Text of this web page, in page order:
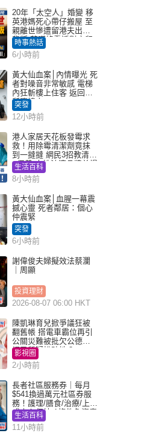
20年「太空人」婚變 移
英港媽死心帶仔搬屋 至
親離世慘遭留港夫出軌
背叛 苦嘆終看透對方留
港「真相」｜Juicy叮
時事熱話
6小時前
黃大仙血案│內情曝光 死
者對噪音非常敏感 電梯
內狂斬樓上住客 返回住
所墮樓亡
突發
12小時前
港人家居天花板發霉求
救！用除霉清潔劑竟抹
到一撻撻 網民3招教清潔
+保養 本地油漆品牌曾提
醒勿用1物防變色
生活百科
8小時前
黃大仙血案│血腥一幕震
撼心靈 死者鄰居：個心
仲震緊
突發
6小時前
謝偉俊夫婦擬效法蔡瀾
｜周顯
投資理財
2026-08-07 06:00 HKT
陳凱琳育兒掀爭議狂被
翻舊帳 搭電車霸位再引
公關災難被批欠公德心
網民質疑扮貼地？
影視圈
2小時前
長者社區服務券｜每月
$541換過萬元社區券服
務！護理/膳食/治療/上門
或中心任揀 1條件免資產
審查（附申請資格及教
學）
生活百科
11小時前